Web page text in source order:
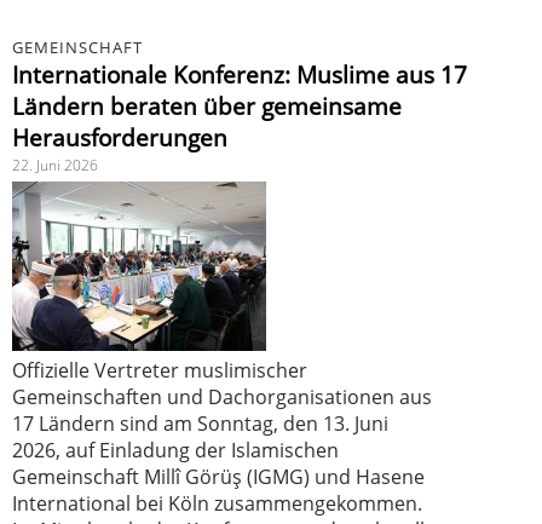
GEMEINSCHAFT
Internationale Konferenz: Muslime aus 17
Ländern beraten über gemeinsame
Herausforderungen
22. Juni 2026
Offizielle Vertreter muslimischer
Gemeinschaften und Dachorganisationen aus
17 Ländern sind am Sonntag, den 13. Juni
2026, auf Einladung der Islamischen
Gemeinschaft Millî Görüş (IGMG) und Hasene
International bei Köln zusammengekommen.